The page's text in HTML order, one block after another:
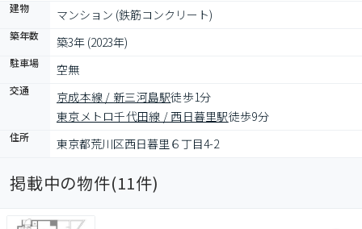
建物 マンション (鉄筋コンクリート)
築年数 築3年 (2023年)
駐車場 空無
交通 京成本線 / 新三河島駅徒歩1分
東京メトロ千代田線 / 西日暮里駅徒歩9分
住所 東京都荒川区西日暮里６丁目4-2
掲載中の物件(11件)